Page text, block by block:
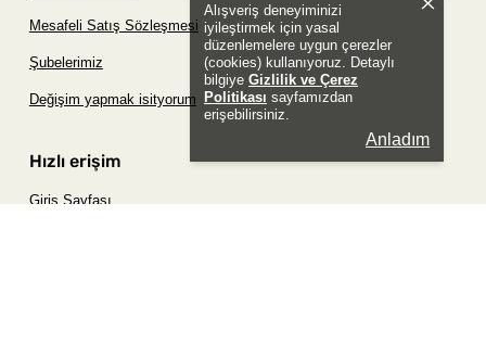
Alışveriş deneyiminizi
iyileştirmek için yasal
düzenlemelere uygun çerezler
(cookies) kullanıyoruz. Detaylı
bilgiye Gizlilik ve Çerez
Politikası sayfamızdan
erişebilirsiniz.
Anladım
Mesafeli Satış Sözleşmesi
Şubelerimiz
Değişim yapmak isityorum
Hızlı erişim
Giriş Sayfası